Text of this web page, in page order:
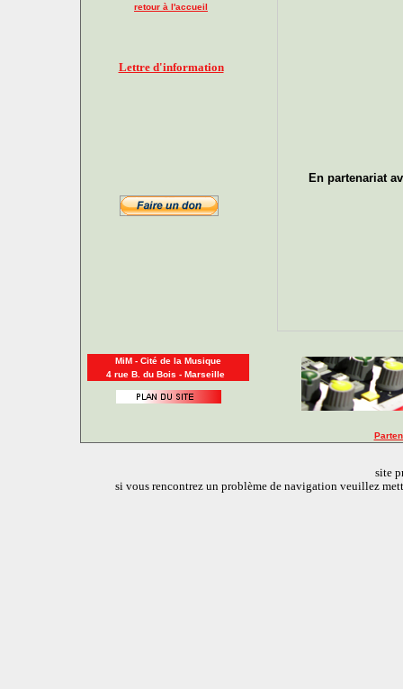
En partenariat
retour à l'accueil
Lettre d'information
MiM - Cité de la Musique
4 rue B. du Bois - Marseille
site
si vous rencontrez un problème de navigation veuillez